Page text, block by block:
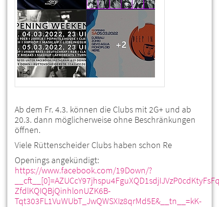
Ab dem Fr. 4.3. können die Clubs mit 2G+ und ab
20.3. dann möglicherweise ohne Beschränkungen
öffnen.
Viele Rüttenscheider Clubs haben schon Re
Openings angekündigt:
https://www.facebook.com/19Down/?
ZfdlKQIQBjQinhlonUZK6B-
Tqt303FL1VuWUbT_JwQWSXIz8qrMd5E&__tn__=kK-